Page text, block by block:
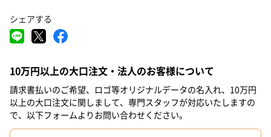
魅力のひとつです。
心躍るカラフル缶
シェアする
10万円以上の大口注文・法人のお客様について
請求書払いのご希望、ロゴ等オリジナルデータの名入れ、10万円
以上の大口注文に関しまして、専門スタッフが対応いたしますの
で、以下フォームよりお問い合わせください。